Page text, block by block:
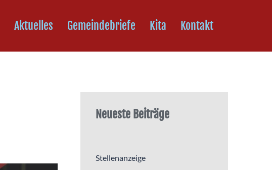
Aktuelles Gemeindebriefe Kita Kontakt
Neueste Beiträge
Stellenanzeige